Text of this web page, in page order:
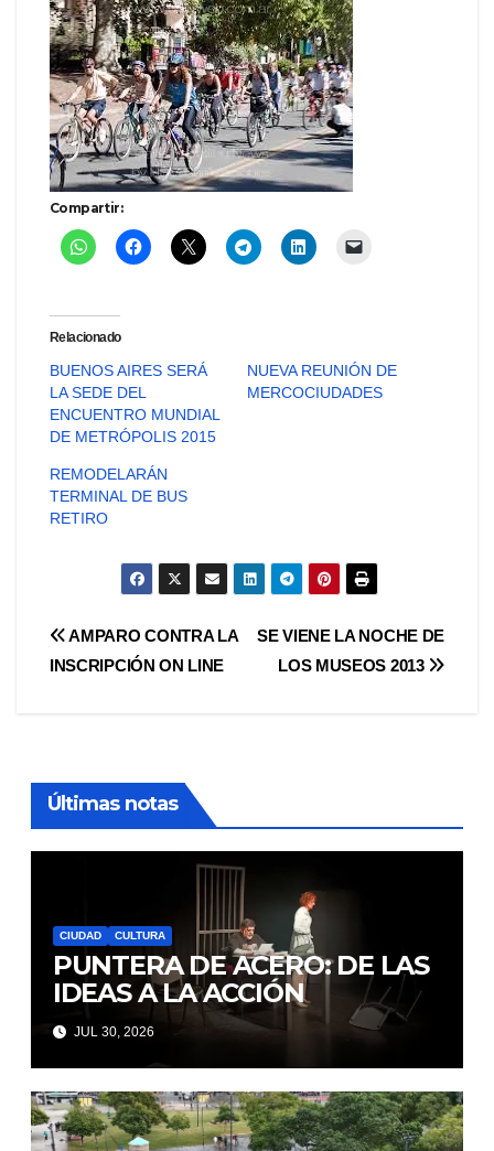
Compartir:
Relacionado
BUENOS AIRES SERÁ
LA SEDE DEL
ENCUENTRO MUNDIAL
DE METRÓPOLIS 2015
NUEVA REUNIÓN DE
MERCOCIUDADES
REMODELARÁN
TERMINAL DE BUS
RETIRO
Navegación
SE VIENE LA NOCHE DE
LOS MUSEOS 2013
AMPARO CONTRA LA
INSCRIPCIÓN ON LINE
Últimas notas
CIUDAD CULTURA
PUNTERA DE ACERO: DE LAS
IDEAS A LA ACCIÓN
JUL 30, 2026